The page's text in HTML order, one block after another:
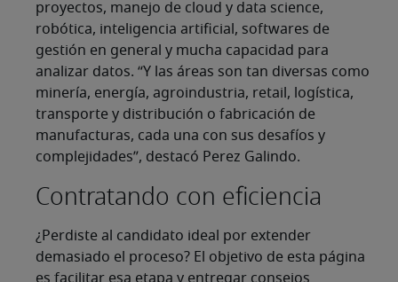
proyectos, manejo de cloud y data science,
robótica, inteligencia artificial, softwares de
gestión en general y mucha capacidad para
analizar datos. “Y las áreas son tan diversas como
minería, energía, agroindustria, retail, logística,
transporte y distribución o fabricación de
manufacturas, cada una con sus desafíos y
complejidades”, destacó Perez Galindo.
Contratando con eficiencia
¿Perdiste al candidato ideal por extender
demasiado el proceso? El objetivo de esta página
es facilitar esa etapa y entregar consejos